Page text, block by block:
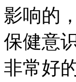
影响的
保健意
非常好的